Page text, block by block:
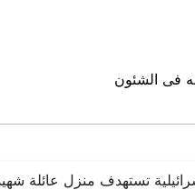
فى الشئون
تستهدف منزل عائلة